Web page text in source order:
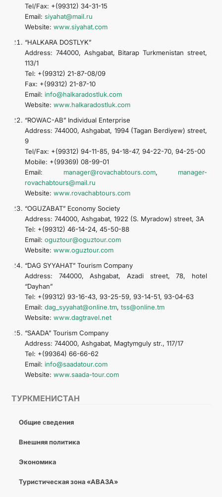
ТУРКМЕНИСТАН
Общие сведения
Внешняя политика
Экономика
Туристическая зона «АВАЗА»
Tel/Fax: +(99312) 34-31-15
Email: siyahat@mail.ru
Website: www.siyahat.com
“HALKARA DOSTLYK”
Address: 744000, Ashgabat, Bitarap Turkmenistan street,
113/1
Tel: +(99312) 21-87-08/09
Fax: +(99312) 21-87-10
Email: info@halkaradostluk.com
Website: www.halkaradostluk.com
“ROWAC-AB” Individual Enterprise
Address: 744000, Ashgabat, 1994 (Tagan Berdiyew) street,
9
Tel/Fax: +(99312) 94-11-85, 94-18-47, 94-22-70, 94-25-00
Mobile: +(99369) 08-99-01
Email: manager@rovachabtours.com, manager-
rovachabtours@mail.ru
Website: www.rovachabtours.com
“OGUZABAT” Economy Society
Address: 744000, Ashgabat, 1922 (S. Myradow) street, 3A
Tel: +(99312) 46-14-24, 45-50-88
Email: oguztour@oguztour.com
Website: www.oguztour.com
“DAG SYYAHAT” Tourism Company
Address: 744000, Ashgabat, Azadi street, 78, hotel
“Dayhan”
Tel: +(99312) 93-16-43, 93-25-59, 93-14-51, 93-04-63
Email: dag_syyahat@online.tm, tss@online.tm
Website: www.dagtravel.net
“SAADA” Tourism Company
Address: 744000, Ashgabat, Magtymguly str., 117/17
Tel: +(99364) 66-66-62
Email: info@saadatour.com
Website: www.saada-tour.com